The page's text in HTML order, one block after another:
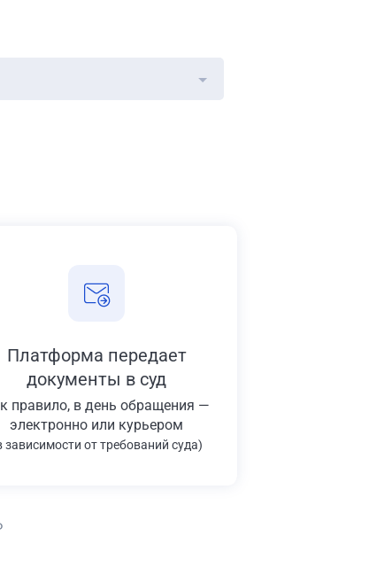
Платформа передает
документы в суд
правило, в день обращения —
электронно или курьером
зависимости от требований суда)